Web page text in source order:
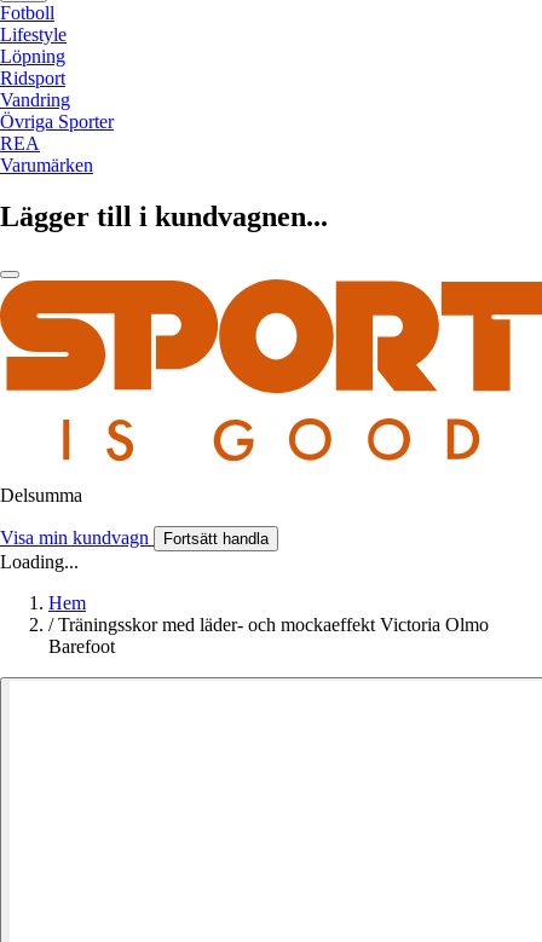
Fotboll
Lifestyle
Löpning
Ridsport
Vandring
Övriga Sporter
REA
Varumärken
Lägger till i kundvagnen...
Delsumma
Visa min kundvagn Fortsätt handla
Loading...
Hem
/ Träningsskor med läder- och mockaeffekt Victoria Olmo
Barefoot